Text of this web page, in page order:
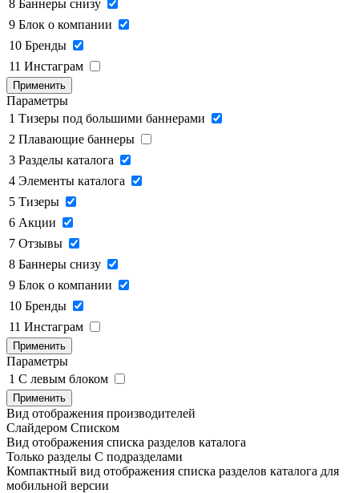
8 Баннеры снизу
9 Блок о компании
10 Бренды
11 Инстаграм
Применить
Параметры
1 Тизеры под большими баннерами
2 Плавающие баннеры
3 Разделы каталога
4 Элементы каталога
5 Тизеры
6 Акции
7 Отзывы
8 Баннеры снизу
9 Блок о компании
10 Бренды
11 Инстаграм
Применить
Параметры
1 C левым блоком
Применить
Вид отображения производителей
Слайдером Списком
Вид отображения списка разделов каталога
Только разделы С подразделами
Компактный вид отображения списка разделов каталога для
мобильной версии